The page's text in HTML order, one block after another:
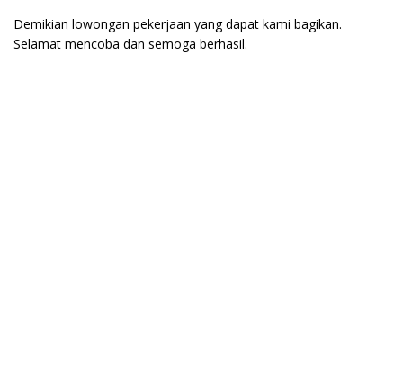
Demikian lowongan pekerjaan yang dapat kami bagikan.
Selamat mencoba dan semoga berhasil.